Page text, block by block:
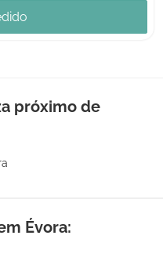
próximo de
Évora: